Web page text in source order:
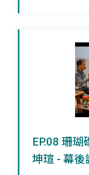
EP.08 珊
坤瑄 - 幕後